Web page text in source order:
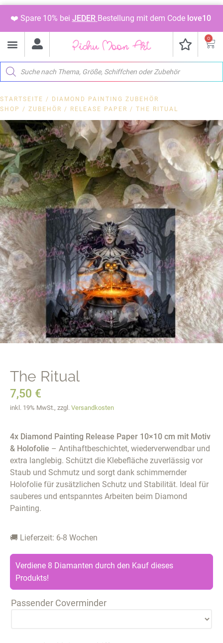
❤️ Spare 10% bei JEDER Bestellung mit dem Code love10
0
STARTSEITE /
DIAMOND PAINTING ZUBEHÖR
SHOP / ZUBEHÖR / RELEASE PAPER / THE RITUAL
The Ritual
7,50 €
inkl. 19% MwSt., zzgl. Versandkosten
4x Diamond Painting Release Paper 10×10 cm mit Motiv
& Holofolie – Antihaftbeschichtet, wiederverwendbar und
extra langlebig. Schützt die Klebefläche zuverlässig vor
Staub und Schmutz und sorgt dank schimmernder
Holofolie für zusätzlichen Schutz und Stabilität. Ideal für
sauberes und entspanntes Arbeiten beim Diamond
Painting.
🚚 Lieferzeit: 6-8 Wochen
Verdiene 8 Diamanten durch den Kauf dieses
Produkts!
Passender Coverminder